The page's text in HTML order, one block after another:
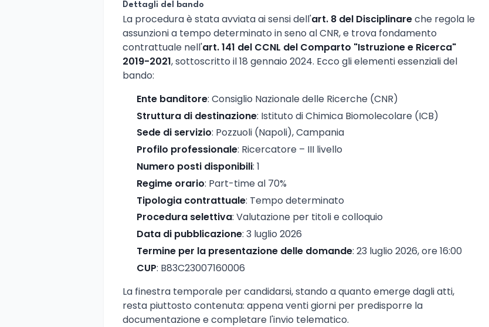
Dettagli del bando
La procedura è stata avviata ai sensi dell'art. 8 del Disciplinareche regola le
assunzioni a tempo determinato in seno al CNR, e trova fondamento
contrattuale nell'art. 141 del CCNL del Comparto "Istruzione e Ricerca"
2019-2021, sottoscritto il 18 gennaio 2024. Ecco gli elementi essenziali del
bando:
Ente banditore: Consiglio Nazionale delle Ricerche (CNR)
Struttura di destinazione: Istituto di Chimica Biomolecolare (ICB)
Sede di servizio: Pozzuoli (Napoli), Campania
Profilo professionale: Ricercatore – III livello
Numero posti disponibili: 1
Regime orario: Part-time al 70%
Tipologia contrattuale: Tempo determinato
Procedura selettiva: Valutazione per titoli e colloquio
Data di pubblicazione: 3 luglio 2026
Termine per la presentazione delle domande: 23 luglio 2026, ore 16:00
CUP: B83C23007160006
La finestra temporale per candidarsi, stando a quanto emerge dagli atti,
resta piuttosto contenuta: appena venti giorni per predisporre la
documentazione e completare l'invio telematico.